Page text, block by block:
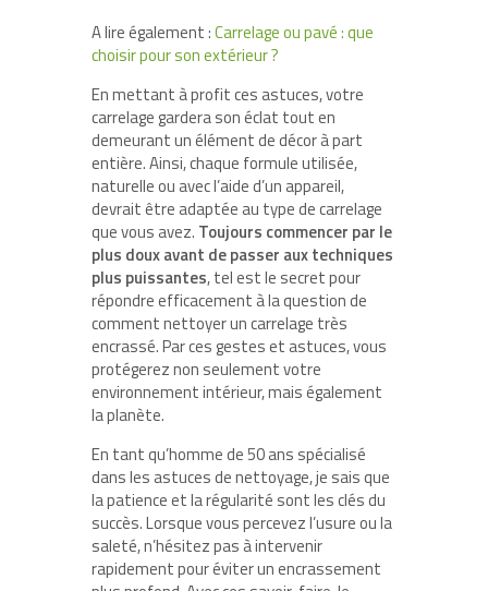
A lire également :Carrelage ou pavé : que
choisir pour son extérieur ?
En mettant à profit ces astuces, votre
carrelage gardera son éclat tout en
demeurant un élément de décor à part
entière. Ainsi, chaque formule utilisée,
naturelle ou avec l’aide d’un appareil,
devrait être adaptée au type de carrelage
que vous avez. Toujours commencer par le
plus doux avant de passer aux techniques
plus puissantes, tel est le secret pour
répondre efficacement à la question de
comment nettoyer un carrelage très
encrassé. Par ces gestes et astuces, vous
protégerez non seulement votre
environnement intérieur, mais également
la planète.
En tant qu’homme de 50 ans spécialisé
dans les astuces de nettoyage, je sais que
la patience et la régularité sont les clés du
succès. Lorsque vous percevez l’usure ou la
saleté, n’hésitez pas à intervenir
rapidement pour éviter un encrassement